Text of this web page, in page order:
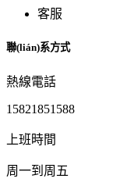
客服
聯(lián)系方式
熱線電話
15821851588
上班時間
周一到周五